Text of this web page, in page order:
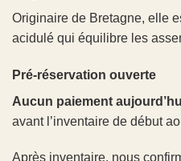
Originaire de Bretagne, elle
acidulé qui équilibre les
Pré-réservation ouverte
Aucun paiement
avant l’inventaire de début
Après inventaire, nous